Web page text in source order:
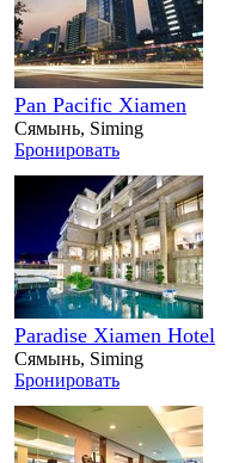
Pan Pacific Xiamen
Сямынь, Siming
Бронировать
Paradise Xiamen Hotel
Сямынь, Siming
Бронировать